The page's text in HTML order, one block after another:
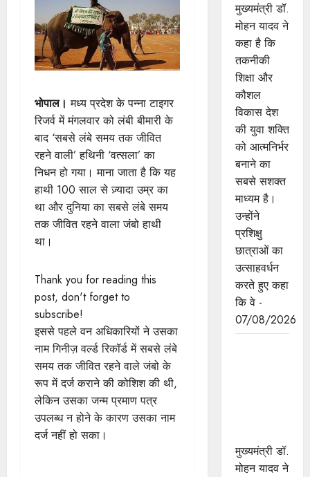
भोपाल। मध्य प्रदेश के पन्ना टाइगर
रिजर्व में मंगलवार को लंबी बीमारी के
बाद ‘सबसे लंबे समय तक जीवित
रहने वाली’ हथिनी ‘वत्सला’ का
निधन हो गया। माना जाता है कि यह
हाथी 100 साल से ज़्यादा उम्र का
था और दुनिया का सबसे लंबे समय
तक जीवित रहने वाला जंबो हाथी
था।
Thank you for reading this
post, don't forget to
subscribe!
इससे पहले वन अधिकारियों ने उसका
नाम गिनीज़ वर्ल्ड रिकॉर्ड में सबसे लंबे
समय तक जीवित रहने वाले जंबो के
रूप में दर्ज कराने की कोशिश की थी,
लेकिन उसका जन्म प्रमाण पत्र
उपलब्ध न होने के कारण उसका नाम
दर्ज नहीं हो सका।
मुख्यमंत्री डॉ.
मोहन यादव ने
कहा है कि
तकनीकी
शिक्षा और
कौशल
विकास देश
की युवा शक्ति
को आत्मनिर्भर
बनाने का
सबसे सशक्त
माध्यम है।
उन्होंने
प्रशिक्षु
छात्राओं का
उत्साहवर्धन
करते हुए कहा
कि वे -
07/08/2026
मुख्यमंत्री डॉ.
मोहन यादव ने